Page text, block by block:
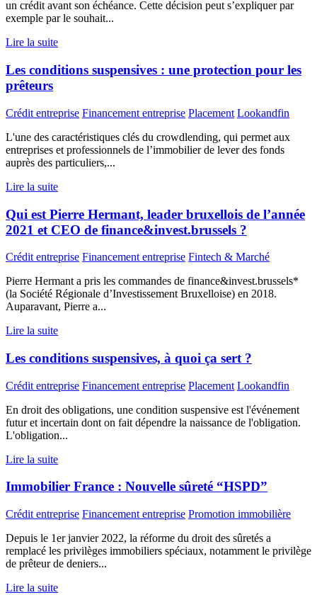
un crédit avant son échéance. Cette décision peut s’expliquer par
exemple par le souhait...
Lire la suite
Les conditions suspensives : une protection pour les
prêteurs
Crédit entreprise Financement entreprise Placement Lookandfin
L'une des caractéristiques clés du crowdlending, qui permet aux
entreprises et professionnels de l’immobilier de lever des fonds
auprès des particuliers,...
Lire la suite
Qui est Pierre Hermant, leader bruxellois de l’année
2021 et CEO de finance&invest.brussels ?
Crédit entreprise Financement entreprise Fintech & Marché
Pierre Hermant a pris les commandes de finance&invest.brussels*
(la Société Régionale d’Investissement Bruxelloise) en 2018.
Auparavant, Pierre a...
Lire la suite
Les conditions suspensives, à quoi ça sert ?
Crédit entreprise Financement entreprise Placement Lookandfin
En droit des obligations, une condition suspensive est l'événement
futur et incertain dont on fait dépendre la naissance de l'obligation.
L'obligation...
Lire la suite
Immobilier France : Nouvelle sûreté “HSPD”
Crédit entreprise Financement entreprise Promotion immobilière
Depuis le 1er janvier 2022, la réforme du droit des sûretés a
remplacé les privilèges immobiliers spéciaux, notamment le privilège
de prêteur de deniers...
Lire la suite